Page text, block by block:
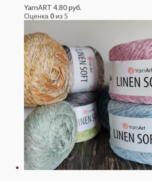
YarnART 4.80 руб.
Оценка 0 из 5